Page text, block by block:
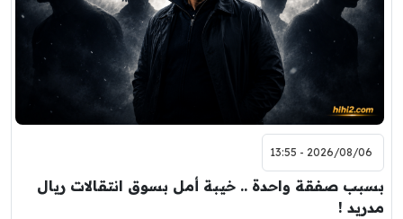
2026/08/06 - 13:55
بسبب صفقة واحدة .. خيبة أمل بسوق انتقالات ريال
مدريد !